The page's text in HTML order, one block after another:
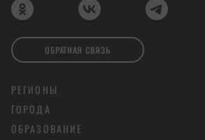
РЕГИОНЫ
ГОРОДА
ОБРАЗОВАНИЕ
ОБРАТНАЯ СВЯЗЬ